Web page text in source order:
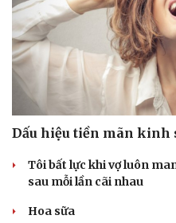
Cải chính
Dấu hiệu tiền mãn kinh
Tôi bất lực khi vợ luôn
sau mỗi lần cãi nhau
Hoa sữa